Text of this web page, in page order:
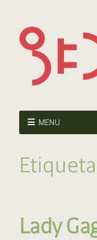
MENU
Lady